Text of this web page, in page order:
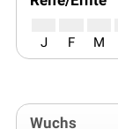
J F M
Wuchs